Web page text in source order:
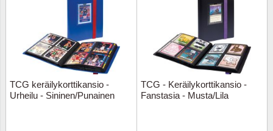
TCG keräilykorttikansio -
Urheilu - Sininen/Punainen
TCG - Keräilykorttikansio -
Fanstasia - Musta/Lila